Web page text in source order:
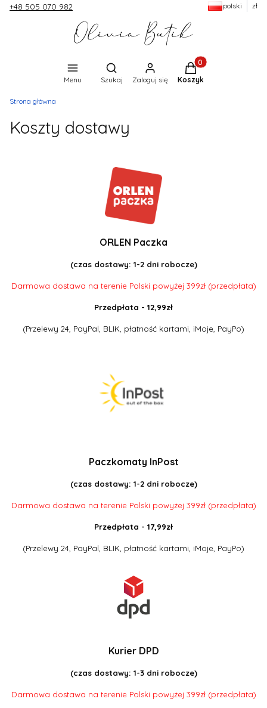
+48 505 070 982 polski zł
Menu
Otwórz wyszukiwarkę
Szukaj Zaloguj się
Produkty w
Koszyk
Strona główna
Koszty dostawy
ORLEN Paczka
(czas dostawy: 1-2 dni robocze)
Darmowa dostawa na terenie Polski powyżej 399zł (przedpłata)
Przedpłata - 12,99zł
(Przelewy 24, PayPal, BLIK, płatność kartami, iMoje, PayPo)
Paczkomaty InPost
(czas dostawy: 1-2 dni robocze)
Darmowa dostawa na terenie Polski powyżej 399zł (przedpłata)
Przedpłata - 17,99zł
(Przelewy 24, PayPal, BLIK, płatność kartami, iMoje, PayPo)
Kurier DPD
(czas dostawy: 1-3 dni robocze)
Darmowa dostawa na terenie Polski powyżej 399zł (przedpłata)